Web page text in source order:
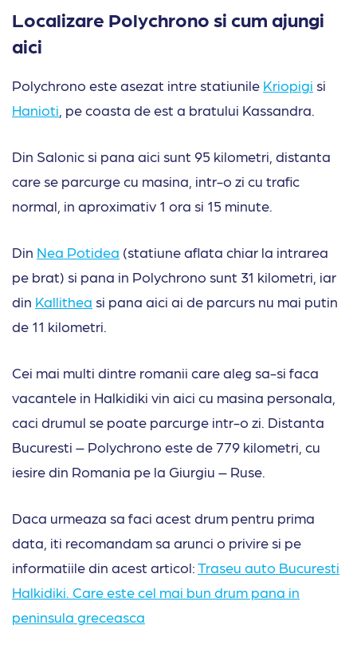
Localizare Polychrono si cum ajungi
aici
Polychrono este asezat intre statiunile Kriopigi si
Hanioti , pe coasta de est a bratului Kassandra.
Din Salonic si pana aici sunt 95 kilometri, distanta
care se parcurge cu masina, intr-o zi cu trafic
normal, in aproximativ 1 ora si 15 minute.
Din Nea Potidea (statiune aflata chiar la intrarea
pe brat) si pana in Polychrono sunt 31 kilometri, iar
din Kallithea si pana aici ai de parcurs nu mai putin
de 11 kilometri.
Cei mai multi dintre romanii care aleg sa-si faca
vacantele in Halkidiki vin aici cu masina personala,
caci drumul se poate parcurge intr-o zi. Distanta
Bucuresti – Polychrono este de 779 kilometri, cu
iesire din Romania pe la Giurgiu – Ruse.
Daca urmeaza sa faci acest drum pentru prima
data, iti recomandam sa arunci o privire si pe
informatiile din acest articol:Traseu auto Bucuresti
Halkidiki. Care este cel mai bun drum pana in
peninsula greceasca